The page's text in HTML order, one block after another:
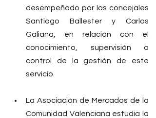
desempeñado por los concejales
Santiago Ballester y Carlos
Galiana, en relación con el
conocimiento, supervisión o
control de la gestión de este
servicio.
La Asociación de Mercados de la
Comunidad Valenciana estudia la